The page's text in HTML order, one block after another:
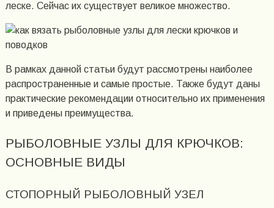
леске. Сейчас их существует великое множество.
В рамках данной статьи будут рассмотрены наиболее
распространенные и самые простые. Также будут даны
практические рекомендации относительно их применения
и приведены преимущества.
РЫБОЛОВНЫЕ УЗЛЫ ДЛЯ КРЮЧКОВ:
ОСНОВНЫЕ ВИДЫ
СТОПОРНЫЙ РЫБОЛОВНЫЙ УЗЕЛ